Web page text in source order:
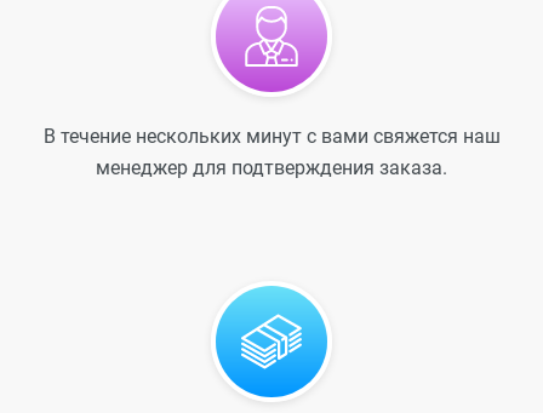
В течение нескольких минут с вами свяжется наш
менеджер для подтверждения заказа.